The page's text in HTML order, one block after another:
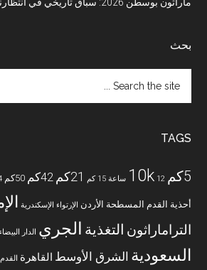
بحث
the
TAGS
5كم 10k 12 ساعة 15 كم 21كم 42كم 50كم
أحذية القدم المسطحة الأردن الإرتواء الإسكندرية
التراماراثون التغذية الجري الدار البيضاء
السعودية الشرق الأوسط القاهرة